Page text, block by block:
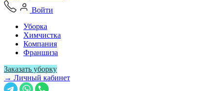
Войти
Уборка
Химчистка
Компания
Франшиза
Заказать уборку
→ Личный кабинет